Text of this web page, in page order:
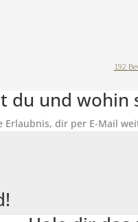
192
du und
dir per E-Mail